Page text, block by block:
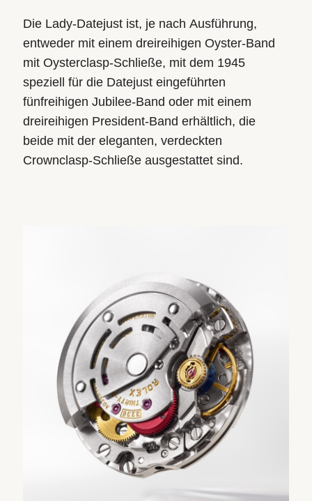
Die Lady‑Datejust ist, je nach Ausführung,
entweder mit einem dreireihigen Oyster-Band
mit Oysterclasp-Schließe, mit dem 1945
speziell für die Datejust eingeführten
fünfreihigen Jubilee-Band oder mit einem
dreireihigen President-Band erhältlich, die
beide mit der eleganten, verdeckten
Crownclasp-Schließe ausgestattet sind.